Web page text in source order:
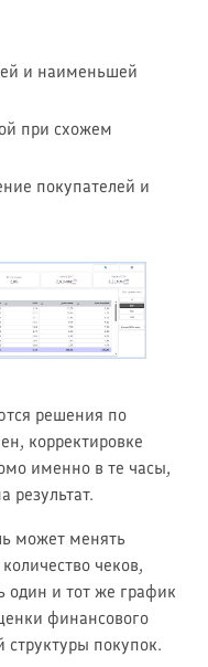
и наименьшей
при схожем
покупателей и
решения по
корректировке
именно в те часы,
результат.
может менять
чеков,
один и тот же график
финансового
структуры покупок.